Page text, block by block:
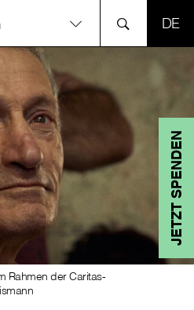
JETZT SPENDEN
Rahmen der Caritas-